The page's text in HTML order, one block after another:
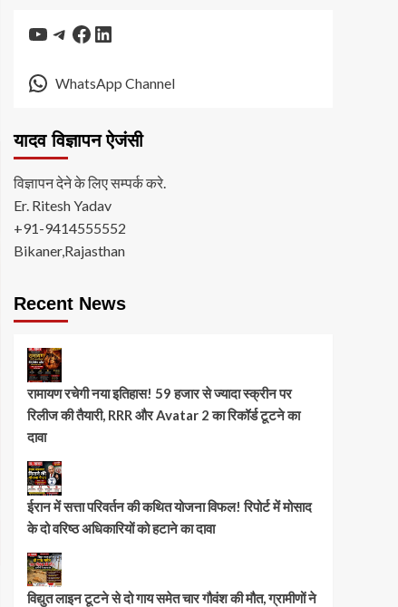
YouTube
Telegram
Facebook
LinkedIn
WhatsApp Channel
यादव विज्ञापन ऐजंसी
विज्ञापन देने के लिए सम्पर्क करे.
Er. Ritesh Yadav
+91-9414555552
Bikaner,Rajasthan
Recent News
रामायण रचेगी नया इतिहास! 59 हजार से ज्यादा स्क्रीन पर
रिलीज की तैयारी, RRR और Avatar 2 का रिकॉर्ड टूटने का
दावा
ईरान में सत्ता परिवर्तन की कथित योजना विफल! रिपोर्ट में मोसाद
के दो वरिष्ठ अधिकारियों को हटाने का दावा
विद्युत लाइन टूटने से दो गाय समेत चार गौवंश की मौत, ग्रामीणों ने